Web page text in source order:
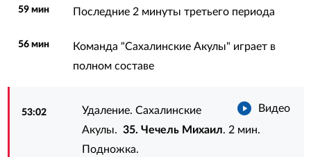
59 мин Последние 2 минуты третьего периода
56 мин
Команда "Сахалинские Акулы" играет в
полном составе
53:02 Видео
Удаление. Сахалинские
Акулы.35. Чечель Михаил. 2 мин.
Подножка.